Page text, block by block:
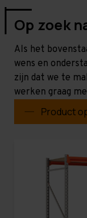
Op zoek
Als het
wens en
zijn dat we te
werken graag
Product